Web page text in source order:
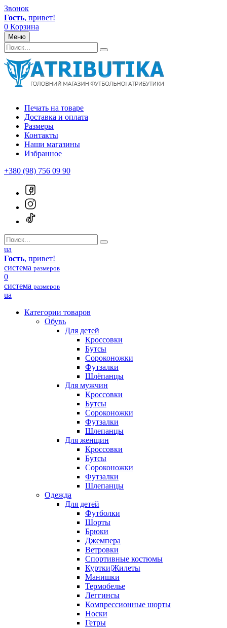
Звонок
Гость, привет!
0 Корзина
Меню
Печать на товаре
Доставка и оплата
Размеры
Контакты
Наши магазины
Избранное
+380 (98) 756 09 90
ua
Гость, привет!
система размеров
0
система размеров
ua
Категории товаров
Обувь
Для детей
Кроссовки
Бутсы
Сороконожки
Футзалки
Шлёпанцы
Для мужчин
Кроссовки
Бутсы
Сороконожки
Футзалки
Шлепанцы
Для женщин
Кроссовки
Бутсы
Сороконожки
Футзалки
Шлепанцы
Одежда
Для детей
Футболки
Шорты
Брюки
Джемпера
Ветровки
Спортивные костюмы
Куртки|Жилеты
Манишки
Термобелье
Леггинсы
Компрессионные шорты
Носки
Гетры